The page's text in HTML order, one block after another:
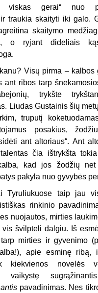
viskas gerai“ nuo
ir traukia skaityti iki galo.
skaitymo
o ryjant dideliais
Visų pirma – kalbos
ant ribos tarp
trykšte
Liudas Gustainis šių
truputį
posakius,
ant altoriaus“. Ant
čia ištrykšta
kad jos žodžių
pakyla nuo gyvybės
Tyruliukuose taip jau
rinkinio
nuojautos, mirties
vis švilpteli dalgiu. Iš
mirties ir gyvenimo
apie esminę ribą,
kiekvienos novelės
vaikystę
pavadinimas. Nes